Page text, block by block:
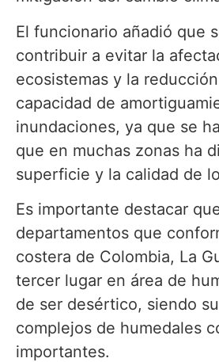
El funcionario añadió que
contribuir a evitar la
ecosistemas y la
capacidad de
inundaciones, ya que se
que en muchas zonas ha
superficie y la calidad de
Es importante destacar
departamentos que
costera de Colombia, La
tercer lugar en área de
de ser desértico, siendo
complejos de humedales
importantes.